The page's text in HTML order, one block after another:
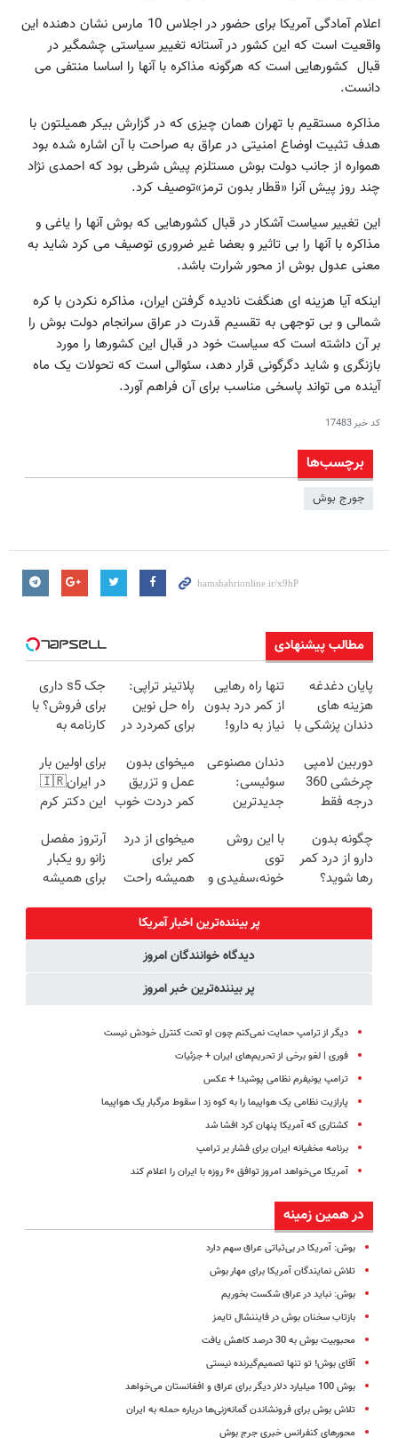
اعلام آمادگی آمریکا برای حضور در اجلاس 10 مارس نشان دهنده این
واقعیت است که این کشور در آستانه تغییر سیاستی چشمگیر در
قبال کشورهایی است که هرگونه مذاکره با آنها را اساسا منتفی می
دانست.
مذاکره مستقیم با تهران همان چیزی که در گزارش بیکر همیلتون با
هدف تثبیت اوضاع امنیتی در عراق به صراحت با آن اشاره شده بود
همواره از جانب دولت بوش مستلزم پیش شرطی بود که احمدی نژاد
چند روز پیش آنرا «قطار بدون ترمز»توصیف کرد.
این تغییر سیاست آشکار در قبال کشورهایی که بوش آنها را یاغی و
مذاکره با آنها را بی تاثیر و بعضا غیر ضروری توصیف می کرد شاید به
معنی عدول بوش از محور شرارت باشد.
اینکه آیا هزینه ای هنگفت نادیده گرفتن ایران، مذاکره نکردن با کره
شمالی و بی توجهی به تقسیم قدرت در عراق سرانجام دولت بوش را
بر آن داشته است که سیاست خود در قبال این کشورها را مورد
بازنگری و شاید دگرگونی قرار دهد، سئوالی است که تحولات یک ماه
آینده می تواند پاسخی مناسب برای آن فراهم آورد.
کد خبر17483
برچسب‌ها
جورج بوش
مطالب پیشنهادی
پایان دغدغه
هزینه های
دندان پزشکی با
کننده خانگی
تنها راه رهایی
از کمر درد بدون
نیاز به دارو!
پلاتینر تراپی:
راه حل نوین
برای کمردرد در
جک s5 داری
برای فروش؟ با
کارنامه به
بفروش!
دوربین لامپی
چرخشی 360
درجه فقط
🔥 پرداخت
درب منزل
دندان مصنوعی
سوئیسی:
جدیدترین
سبک و مقاوم |
پرداخت قسطی
میخوای بدون
عمل و تزریق
کمر دردت خوب
◂پرسش‌نامه رو
پرکن
برای اولین بار
در ایران🇮🇷
این دکتر کرم
روزه ساخت!
چگونه بدون
دارو از درد کمر
رها شوید؟
با این روش
توی
خونه،سفیدی و
برگردون
(40%off)
میخوای از درد
کمر برای
همیشه راحت
پرسش‌نامه رو
پر کن
آرتروز مفصل
زانو رو یکبار
برای همیشه
پر بیننده‌ترین اخبار آمریکا
دیدگاه خوانندگان امروز
پر بیننده‌ترین خبر امروز
دیگر از ترامپ حمایت نمی‌کنم چون او تحت کنترل خودش نیست
فوری | لغو برخی از تحریم‌های ایران + جزئیات
ترامپ یونیفرم نظامی پوشید‍! + عکس
پارازیت نظامی یک هواپیما را به کوه زد | سقوط مرگبار یک هواپیما
کشتاری که آمریکا پنهان کرد افشا شد
برنامه مخفیانه ایران برای فشار بر ترامپ
آمریکا می‌خواهد امروز توافق ۶۰ روزه با ایران را اعلام کند
در همین زمینه
بوش: آمریکا در بی‌ثباتی عراق سهم دارد
تلاش نمایندگان آمریکا برای مهار بوش
بوش: نباید در عراق شکست بخوریم
بازتاب سخنان بوش در فایننشال تایمز
محبوبیت‌ بوش به 30 درصد کاهش‌ یافت
آقای بوش! تو تنها تصمیم‌گیرنده نیستی
بوش 100 میلیارد دلار دیگر برای عراق و افغانستان می‌خواهد
تلاش بوش برای فرونشاندن گمانه‌زنی‌ها درباره حمله به ایران
محورهای‌ کنفرانس‌ خبری‌ جرج‌ بوش‌